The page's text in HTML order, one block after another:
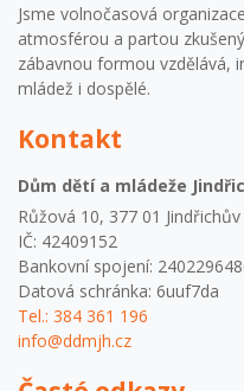
Jsme volnočasová
atmosférou a partou
zábavnou formou vzdělává,
mládež i dospělé.
Kontakt
Dům dětí a mládeže
Růžová 10, 377 01
IČ: 42409152
Bankovní spojení:
Datová schránka: 6uuf7da
Tel.: 384 361 196
info@ddmjh.cz